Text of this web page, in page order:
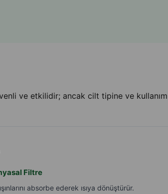
ve etkilidir; ancak cilt tipine ve kullanım
Filtre
absorbe ederek ısıya dönüştürür.